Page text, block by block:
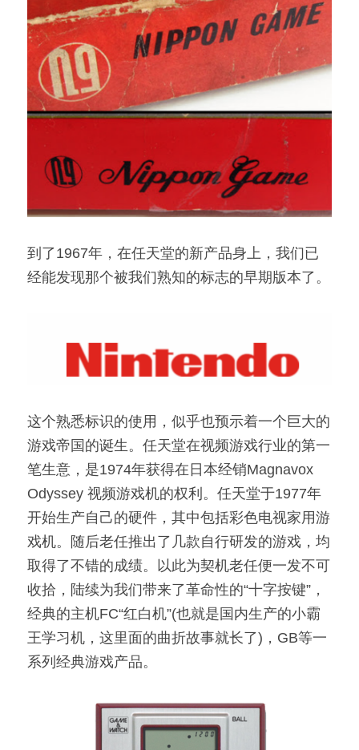
到了1967年，在任天堂的新产品身上，我们已
经能发现那个被我们熟知的标志的早期版本了。
这个熟悉标识的使用，似乎也预示着一个巨大的
游戏帝国的诞生。任天堂在视频游戏行业的第一
笔生意，是1974年获得在日本经销Magnavox
Odyssey 视频游戏机的权利。任天堂于1977年
开始生产自己的硬件，其中包括彩色电视家用游
戏机。随后老任推出了几款自行研发的游戏，均
取得了不错的成绩。以此为契机老任便一发不可
收拾，陆续为我们带来了革命性的“十字按键”，
经典的主机FC“红白机”(也就是国内生产的小霸
王学习机，这里面的曲折故事就长了)，GB等一
系列经典游戏产品。